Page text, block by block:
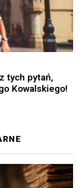
tych pytań,
Kowalskiego!